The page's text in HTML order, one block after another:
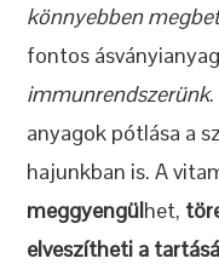
könnyebben
fontos
immunrendszerünk
anyagok pótlása a
hajunkban is. A
meggyengülhet,
elveszítheti a